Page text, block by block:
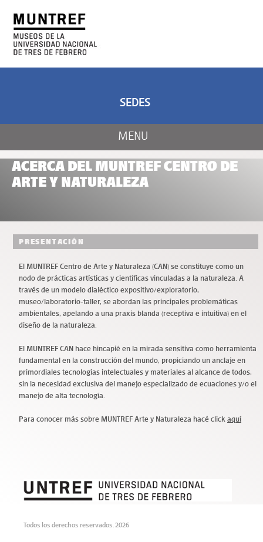
ACERCA DEL MUNTREF CENTRO DE
ARTE Y NATURALEZA
PRESENTACIÓN
El MUNTREF Centro de Arte y Naturaleza (CAN) se constituye como un
nodo de prácticas artísticas y científicas vinculadas a la naturaleza. A
través de un modelo dialéctico expositivo/exploratorio,
museo/laboratorio-taller, se abordan las principales problemáticas
ambientales, apelando a una praxis blanda (receptiva e intuitiva) en el
diseño de la naturaleza.
El MUNTREF CAN hace hincapié en la mirada sensitiva como herramienta
fundamental en la construcción del mundo, propiciando un anclaje en
primordiales tecnologías intelectuales y materiales al alcance de todos,
sin la necesidad exclusiva del manejo especializado de ecuaciones y/o el
manejo de alta tecnología.
Para conocer más sobre MUNTREF Arte y Naturaleza hacé click aquí
Todos los derechos reservados. 2026
MENU
SEDES
CENTRO DE ARTE
Y NATURALEZA
ARTE Y CIENCIA